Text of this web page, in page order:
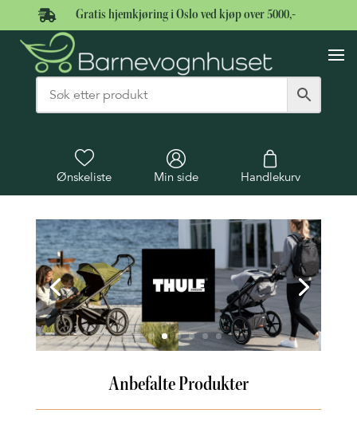
 Gratis hjemkjøring i Oslo ved kjøp over 5000,-
Ønskeliste Min side Handlekurv
Anbefalte Produkter